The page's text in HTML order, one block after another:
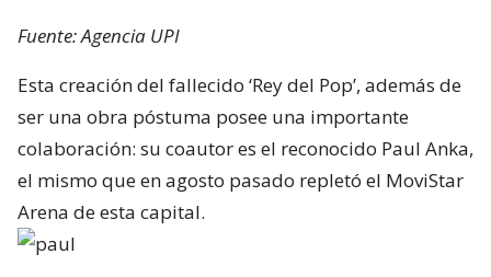
Fuente: Agencia UPI
Esta creación del fallecido ‘Rey del Pop’, además de
ser una obra póstuma posee una importante
colaboración: su coautor es el reconocido Paul Anka,
el mismo que en agosto pasado repletó el MoviStar
Arena de esta capital.